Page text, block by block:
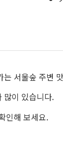
서울숲 주변
많이 있습니다.
인해 보세요.